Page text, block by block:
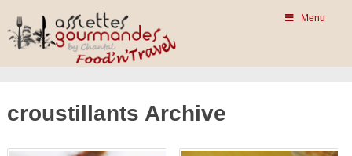
Menu
croustillants Archive